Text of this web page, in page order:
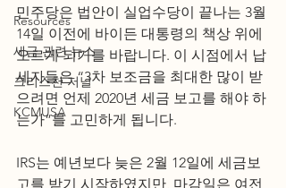
Resources
세금 관련 뉴스
크리스천 저널
KCMUSA
민주당은 법안이 실업수당이 끝나는 3월
14일 이전에 바이든 대통령의 책상 위에
오르게 되기를 바랍니다. 이 시점에서 납
세자들은 “3차 보조금을 최대한 많이 받
으려면 언제 2020년 세금 보고를 해야 하
는가”를 고민하게 됩니다.
IRS는 예년보다 늦은 2월 12일에 세금보
고를 받기 시작하였지만, 마감일은 여전